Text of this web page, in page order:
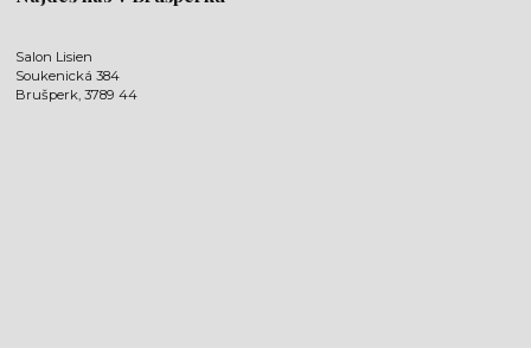
Salon Lisien
Soukenická 384
Brušperk, 3789 44